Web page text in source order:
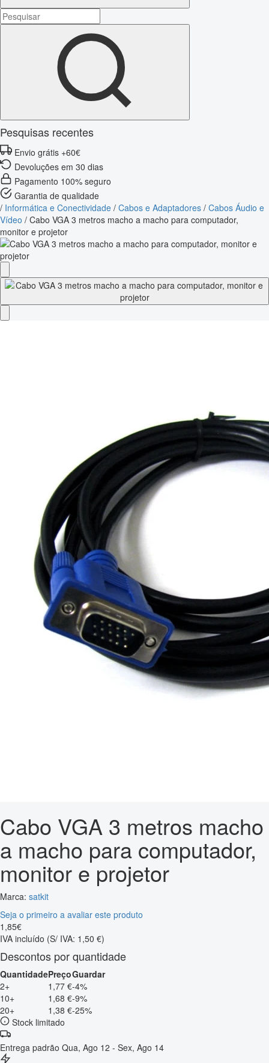
Pesquisas recentes
Envio grátis +60€
Devoluções em 30 dias
Pagamento 100% seguro
Garantia de qualidade
/ Informática e Conectividade / Cabos e Adaptadores / Cabos Áudio e
Vídeo / Cabo VGA 3 metros macho a macho para computador,
monitor e projetor
Cabo VGA 3 metros macho
a macho para computador,
monitor e projetor
Marca: satkit
Seja o primeiro a avaliar este produto
1 ,85€
IVA incluído (S/ IVA: 1,50 €)
Descontos por quantidade
QuantidadePreçoGuardar
2+
1,77 €-4%
10+
1,68 €-9%
20+
1,38 €-25%
Stock limitado
Entrega padrão Qua, Ago 12 - Sex, Ago 14